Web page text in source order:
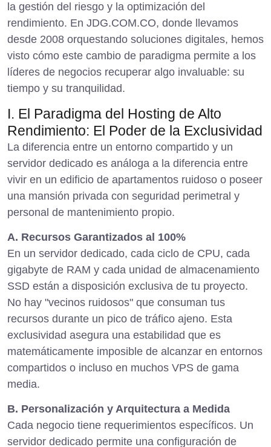
la gestión del riesgo y la optimización del
rendimiento. En JDG.COM.CO, donde llevamos
desde 2008 orquestando soluciones digitales, hemos
visto cómo este cambio de paradigma permite a los
líderes de negocios recuperar algo invaluable: su
tiempo y su tranquilidad.
I. El Paradigma del Hosting de Alto
Rendimiento: El Poder de la Exclusividad
La diferencia entre un entorno compartido y un
servidor dedicado es análoga a la diferencia entre
vivir en un edificio de apartamentos ruidoso o poseer
una mansión privada con seguridad perimetral y
personal de mantenimiento propio.
A. Recursos Garantizados al 100%
En un servidor dedicado, cada ciclo de CPU, cada
gigabyte de RAM y cada unidad de almacenamiento
SSD están a disposición exclusiva de tu proyecto.
No hay "vecinos ruidosos" que consuman tus
recursos durante un pico de tráfico ajeno. Esta
exclusividad asegura una estabilidad que es
matemáticamente imposible de alcanzar en entornos
compartidos o incluso en muchos VPS de gama
media.
B. Personalización y Arquitectura a Medida
Cada negocio tiene requerimientos específicos. Un
servidor dedicado permite una configuración de